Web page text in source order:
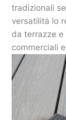
tradizionali
versatilità lo
da terrazze
commerciali